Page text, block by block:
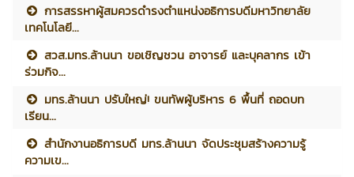
การสรรหาผู้สมควรดำรงตำแหน่งอธิการบดีมหาวิทยาลัย
เทคโนโลยี...
สวส.มทร.ล้านนา ขอเชิญชวน อาจารย์ และบุคลากร เข้า
ร่วมกิจ...
มทร.ล้านนา ปรับใหญ่! ขนทัพผู้บริหาร 6 พื้นที่ ถอดบท
เรียน...
สำนักงานอธิการบดี มทร.ล้านนา จัดประชุมสร้างความรู้
ความเข...